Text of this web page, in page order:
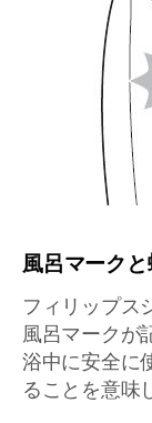
風呂マーク
フィリップス
風呂マークが
浴中に安全に
ることを意味